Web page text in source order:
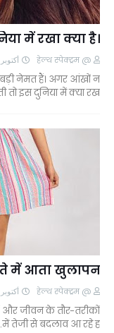
में रखा क्या है।
@ हेल्थ स्पेक्ट्रम أكتوبر 26, 2019
नेमत हैं। अगर आंखों न
तो इस दुनिया में क्या रख…
में आता खुलापन
@ हेल्थ स्पेक्ट्रम أكتوبر 26, 2019
और जीवन के तौर-तरीकों
में तेजी से बदलाव आ रहे ह…